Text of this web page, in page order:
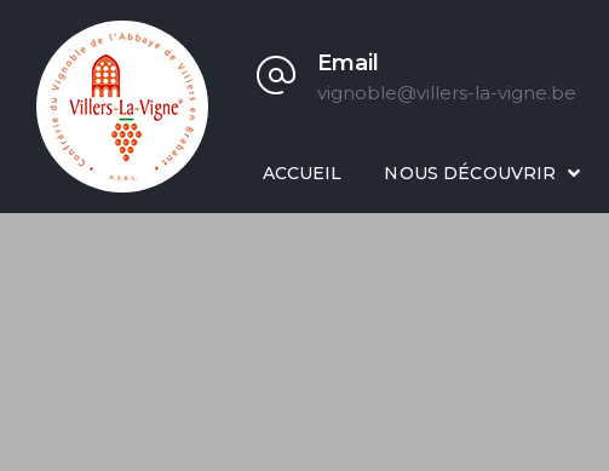
Email
vignoble@villers-la-vigne.be
ACCUEIL NOUS DÉCOUVRIR